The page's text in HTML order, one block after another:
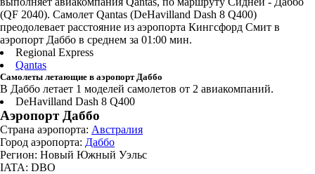
(QF 2040). Самолет Qantas (DeHavilland Dash 8 Q400)
преодолевает расстояние из аэропорта Кингсфорд Смит в
аэропорт Даббо в среднем за 01:00 мин.
Regional Express
Qantas
Самолеты летающие в аэропорт Даббо
В Даббо летает 1 моделей самолетов от 2 авиакомпаний.
DeHavilland Dash 8 Q400
Аэропорт Даббо
Страна аэропорта: Австралия
Город аэропорта: Даббо
Регион: Новый Южный Уэльс
IATA: DBO